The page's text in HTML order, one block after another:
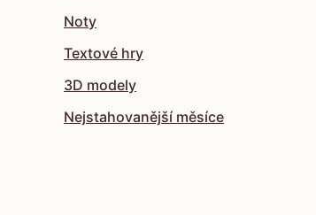
Noty
Textové hry
3D modely
Nejstahovanější měsíce